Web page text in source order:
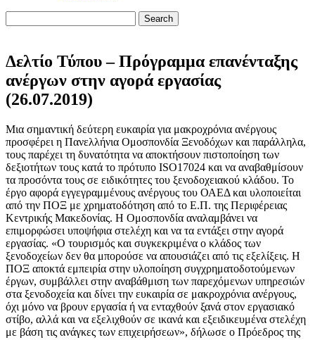
Search
Δελτίο Τύπου – Πρόγραμμα επανένταξης
ανέργων στην αγορά εργασίας
(26.07.2019)
Μια σημαντική δεύτερη ευκαιρία για μακροχρόνια ανέργους
προσφέρει η Πανελλήνια Ομοσπονδία Ξενοδόχων και παράλληλα,
τους παρέχει τη δυνατότητα να αποκτήσουν πιστοποίηση των
δεξιοτήτων τους κατά το πρότυπο ISO17024 και να αναβαθμίσουν
τα προσόντα τους σε ειδικότητες του ξενοδοχειακού κλάδου. Το
έργο αφορά εγγεγραμμένους ανέργους του ΟΑΕΔ και υλοποιείται
από την ΠΟΞ με χρηματοδότηση από το Ε.Π. της Περιφέρειας
Κεντρικής Μακεδονίας. Η Ομοσπονδία αναλαμβάνει να
επιμορφώσει υποψήφια στελέχη και να τα εντάξει στην αγορά
εργασίας. «Ο τουρισμός και συγκεκριμένα ο κλάδος των
ξενοδοχείων δεν θα μπορούσε να απουσιάζει από τις εξελίξεις. Η
ΠΟΞ αποκτά εμπειρία στην υλοποίηση συγχρηματοδοτούμενων
έργων, συμβάλλει στην αναβάθμιση των παρεχόμενων υπηρεσιών
στα ξενοδοχεία και δίνει την ευκαιρία σε μακροχρόνια ανέργους,
όχι μόνο να βρουν εργασία ή να ενταχθούν ξανά στον εργασιακό
στίβο, αλλά και να εξελιχθούν σε ικανά και εξειδικευμένα στελέχη
με βάση τις ανάγκες των επιχειρήσεων», δήλωσε ο Πρόεδρος της